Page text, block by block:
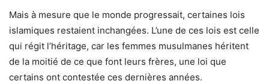
Mais à mesure que le monde progressait, certaines lois
islamiques restaient inchangées. L’une de ces lois est celle
qui régit l’héritage, car les femmes musulmanes héritent
de la moitié de ce que font leurs frères, une loi que
certains ont contestée ces dernières années.